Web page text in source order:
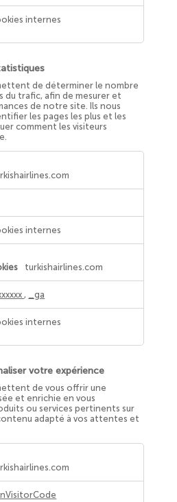
internes
de déterminer le nombre
du trafic, afin de mesurer et
de notre site. Ils nous
les pages les plus et les
comment les visiteurs
internes
turkishairlines.com
, _ga
internes
votre expérience
de vous offrir une
et enrichie en vous
ou services pertinents sur
adapté à vos attentes et